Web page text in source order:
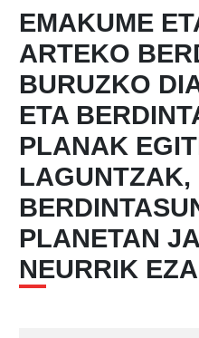
EMAKUME
ARTEKO
BURUZKO
ETA
PLANAK
LAGUNTZAK,
PLANETAN
NEURRIK